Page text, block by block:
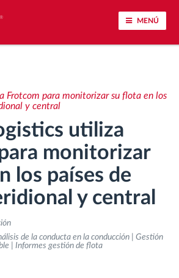
MENÚ
en la conducción
tiempo de conducción
del tacógrafo
Frotcom para monitorizar su flota en los
y central
utiliza
monitorizar
los países de
y central
de la conducta en la conducción | Gestión
| Informes gestión de flota